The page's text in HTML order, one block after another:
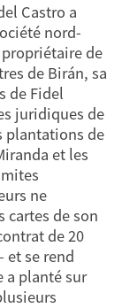
Castro a
nord-
de
de Birán, sa
de Fidel
juridiques de
plantations de
et les
ne
cartes de son
de 20
et se rend
a planté sur